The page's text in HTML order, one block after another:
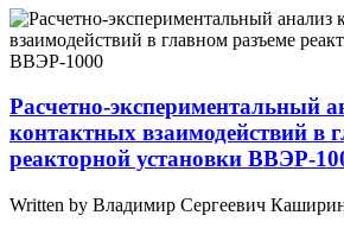
Расчетно-экспериментальный
контактных взаимодействий в
реакторной установки ВВЭР-
Written by Владимир Сергеевич